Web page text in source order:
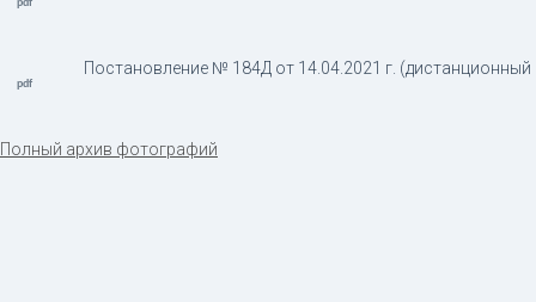
Постановление № 184Д от 14.04.2021 г.
Полный архив фотографий